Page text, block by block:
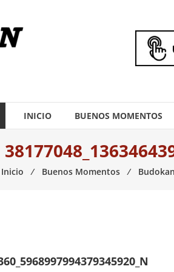
INICIO BUENOS MOMENTOS
⁄ Buenos Momentos ⁄